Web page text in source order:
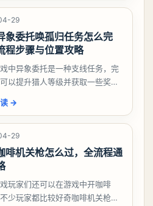
任务攻略
29
象委托唤孤归任务怎么完
程步骤与位置攻略
中异象委托是一种支线任务，完
以提升猎人等级并获取一些奖
天游戏熊就来告诉大家。异环异
孤归任务攻
→
29
啡机关枪怎么过，全流程通
玩家们还可以在游戏中开咖啡
少玩家都比较好奇咖啡机关枪应